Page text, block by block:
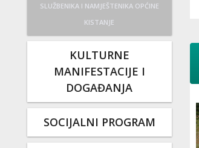
SLUŽBENIKA I NAMJEŠTENIKA OPĆINE
KISTANJE
KULTURNE
MANIFESTACIJE I
DOGAĐANJA
SOCIJALNI PROGRAM